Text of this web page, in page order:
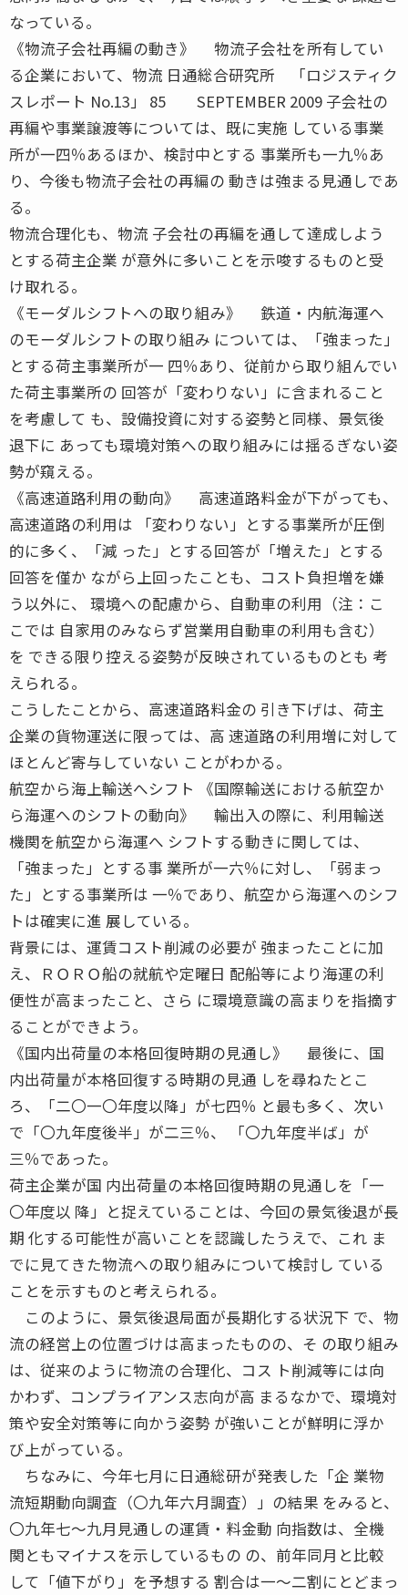
なっている。
《物流子会社再編の動き》 物流子会社を所有してい
る企業において、物流 日通総合研究所 「ロジスティク
スレポート No.13」 85 SEPTEMBER 2009 子会社の
再編や事業譲渡等については、既に実施 している事業
所が一四％あるほか、検討中とする 事業所も一九％あ
り、今後も物流子会社の再編の 動きは強まる見通しであ
る。
物流合理化も、物流 子会社の再編を通して達成しよう
とする荷主企業 が意外に多いことを示唆するものと受
け取れる。
《モーダルシフトへの取り組み》 鉄道・内航海運へ
のモーダルシフトの取り組み については、「強まった」
とする荷主事業所が一 四％あり、従前から取り組んでい
た荷主事業所の 回答が「変わりない」に含まれること
を考慮して も、設備投資に対する姿勢と同様、景気後
退下に あっても環境対策への取り組みには揺るぎない姿
勢が窺える。
《高速道路利用の動向》 高速道路料金が下がっても、
高速道路の利用は 「変わりない」とする事業所が圧倒
的に多く、「減 った」とする回答が「増えた」とする
回答を僅か ながら上回ったことも、コスト負担増を嫌
う以外に、 環境への配慮から、自動車の利用（注：こ
こでは 自家用のみならず営業用自動車の利用も含む）
を できる限り控える姿勢が反映されているものとも 考
えられる。
こうしたことから、高速道路料金の 引き下げは、荷主
企業の貨物運送に限っては、高 速道路の利用増に対して
ほとんど寄与していない ことがわかる。
航空から海上輸送へシフト 《国際輸送における航空か
ら海運へのシフトの動向》 輸出入の際に、利用輸送
機関を航空から海運へ シフトする動きに関しては、
「強まった」とする事 業所が一六％に対し、「弱まっ
た」とする事業所は 一％であり、航空から海運へのシフ
トは確実に進 展している。
背景には、運賃コスト削減の必要が 強まったことに加
え、ＲＯＲＯ船の就航や定曜日 配船等により海運の利
便性が高まったこと、さら に環境意識の高まりを指摘す
ることができよう。
《国内出荷量の本格回復時期の見通し》 最後に、国
内出荷量が本格回復する時期の見通 しを尋ねたとこ
ろ、「二〇一〇年度以降」が七四％ と最も多く、次い
で「〇九年度後半」が二三％、 「〇九年度半ば」が
三％であった。
荷主企業が国 内出荷量の本格回復時期の見通しを「一
〇年度以 降」と捉えていることは、今回の景気後退が長
期 化する可能性が高いことを認識したうえで、これ ま
でに見てきた物流への取り組みについて検討し ている
ことを示すものと考えられる。
このように、景気後退局面が長期化する状況下 で、物
流の経営上の位置づけは高まったものの、そ の取り組み
は、従来のように物流の合理化、コス ト削減等には向
かわず、コンプライアンス志向が高 まるなかで、環境対
策や安全対策等に向かう姿勢 が強いことが鮮明に浮か
び上がっている。
ちなみに、今年七月に日通総研が発表した「企 業物
流短期動向調査（〇九年六月調査）」の結果 をみると、
〇九年七〜九月見通しの運賃・料金動 向指数は、全機
関ともマイナスを示しているもの の、前年同月と比較
して「値下がり」を予想する 割合は一〜二割にとどまっ